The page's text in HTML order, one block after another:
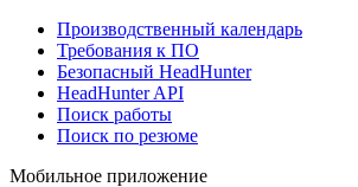
Производственный календарь
Требования к ПО
Безопасный HeadHunter
HeadHunter API
Поиск работы
Поиск по резюме
Мобильное приложение